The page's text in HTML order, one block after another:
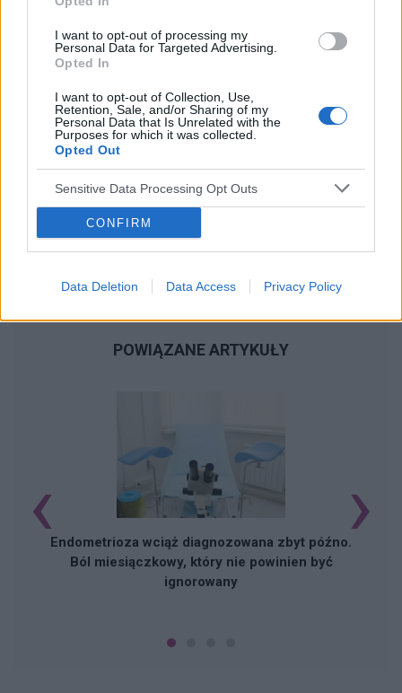
I want to opt-out of processing my
Personal Data for Targeted Advertising.
Opted In
I want to opt-out of Collection, Use,
Retention, Sale, and/or Sharing of my
Personal Data that Is Unrelated with the
Purposes for which it was collected.
Opted Out
Sensitive Data Processing Opt Outs
CONFIRM
Data Deletion Data Access Privacy Policy
POWIĄZANE ARTYKUŁY
Endometrioza wciąż diagnozowana zbyt późno.
Ból miesiączkowy, który nie powinien być
ignorowany
‹ ›